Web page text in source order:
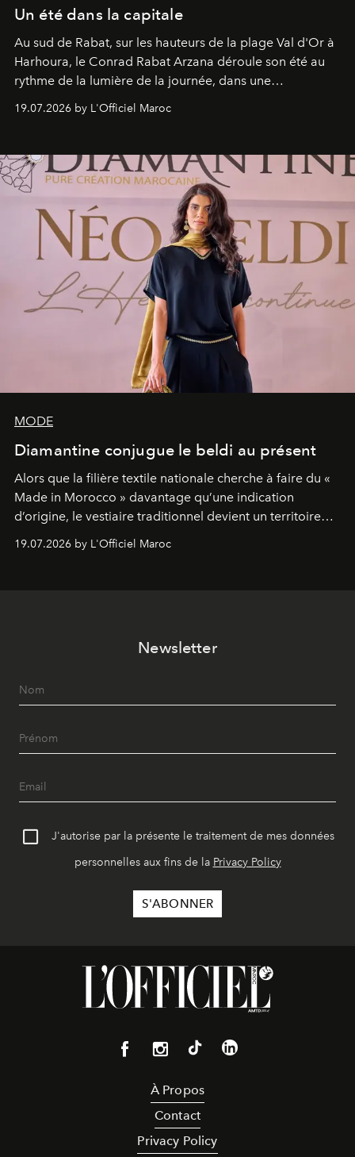
Un été dans la capitale
Au sud de Rabat, sur les hauteurs de la plage Val d'Or à
Harhoura, le Conrad Rabat Arzana déroule son été au
rythme de la lumière de la journée, dans une
programmation pensée comme une succession de
rendez-vous avec l’océan.
19.07.2026 by L'Officiel Maroc
MODE
Diamantine conjugue le beldi au présent
Alors que la filière textile nationale cherche à faire du «
Made in Morocco » davantage qu’une indication
d’origine, le vestiaire traditionnel devient un territoire
d’expérimentation. Avec Néo Beldi, Diamantine en
révise les proportions et les usages pour l’inscrire dans
19.07.2026 by L'Officiel Maroc
Newsletter
J'autorise par la présente le traitement de mes données
personnelles aux fins de la Privacy Policy
À Propos
Contact
Privacy Policy